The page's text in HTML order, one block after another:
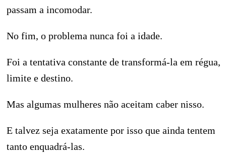
passam a incomodar.
No fim, o problema nunca foi a idade.
Foi a tentativa constante de transformá-la em régua,
limite e destino.
Mas algumas mulheres não aceitam caber nisso.
E talvez seja exatamente por isso que ainda tentem
tanto enquadrá-las.